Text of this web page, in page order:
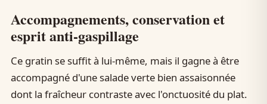
Accompagnements, conservation et
esprit anti-gaspillage
Ce gratin se suffit à lui-même, mais il gagne à être
accompagné d'une salade verte bien assaisonnée
dont la fraîcheur contraste avec l'onctuosité du plat.